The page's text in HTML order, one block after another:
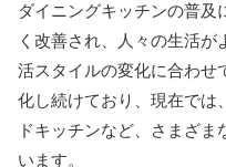
ダイニングキッチンの普及
く改善され、人々の生活
活スタイルの変化に合わせ
化し続けており、現在では
ドキッチンなど、さまざ
います。